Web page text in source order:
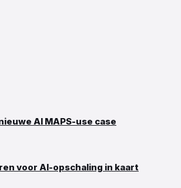
AI MAPS-use case
voor AI-opschaling in kaart